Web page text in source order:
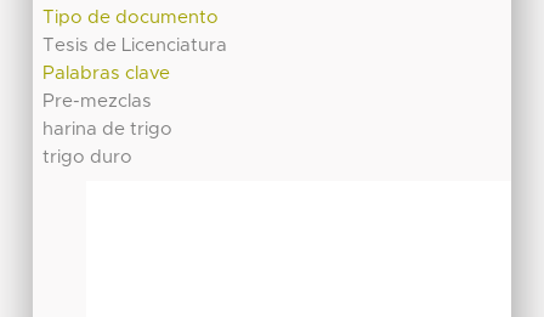
Tipo de documento
Tesis de Licenciatura
Palabras clave
Pre-mezclas
harina de trigo
trigo duro